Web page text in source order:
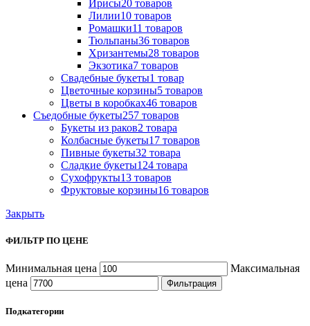
Ириcы20 товаров
Лилии10 товаров
Ромашки11 товаров
Тюльпаны36 товаров
Хризантемы28 товаров
Экзотика7 товаров
Свадебные букеты1 товар
Цветочные корзины5 товаров
Цветы в коробках46 товаров
Съедобные букеты257 товаров
Букеты из раков2 товара
Колбасные букеты17 товаров
Пивные букеты32 товара
Сладкие букеты124 товара
Сухофрукты13 товаров
Фруктовые корзины16 товаров
Закрыть
ФИЛЬТР ПО ЦЕНЕ
Минимальная цена
Максимальная
цена
Фильтрация
Подкатегории